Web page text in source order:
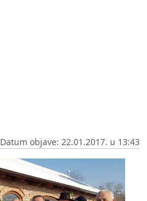
Datum objave: 22.01.2017. u 13:43